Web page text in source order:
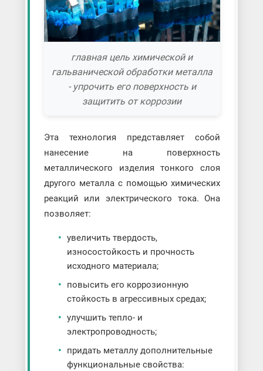
Термодиффузионное цинкование
Услуги гальванического покрытия
Холодное цинкование металла
Цинкование труб
Электродуговая металлизация
главная цель химической и
гальванической обработки металла
- упрочить его поверхность и
защитить от коррозии
Эта технология представляет собой
нанесение на поверхность
металлического изделия тонкого слоя
другого металла с помощью химических
реакций или электрического тока. Она
позволяет:
увеличить твердость,
износостойкость и прочность
исходного материала;
повысить его коррозионную
стойкость в агрессивных средах;
улучшить тепло- и
электропроводность;
придать металлу дополнительные
функциональные свойства: